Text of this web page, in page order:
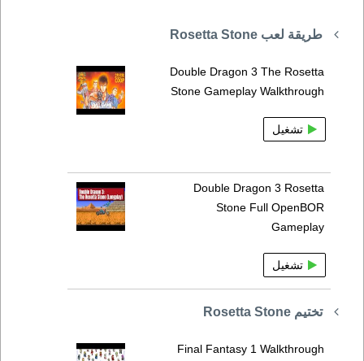
طريقة لعب Rosetta Stone
Double Dragon 3 The Rosetta
Stone Gameplay Walkthrough
تشغيل
Double Dragon 3 Rosetta
Stone Full OpenBOR
Gameplay
تشغيل
تختيم Rosetta Stone
Final Fantasy 1 Walkthrough